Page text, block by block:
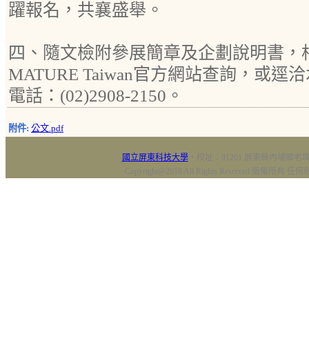
躍報名，共襄盛舉。
四、隨文檢附參展簡章及企劃說明書，
MATURE Taiwan官方網站查詢，或逕
電話：(02)2908-2150。
附件: 公文.pdf
國立屏東科技大學‧校址：91201 屏東縣內埔鄉老